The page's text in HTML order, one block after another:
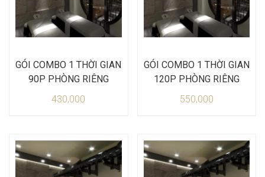
GÓI COMBO 1 THỜI GIAN
90P PHÒNG RIÊNG
430,000
GÓI COMBO 1 THỜI GIAN
120P PHÒNG RIÊNG
550,000